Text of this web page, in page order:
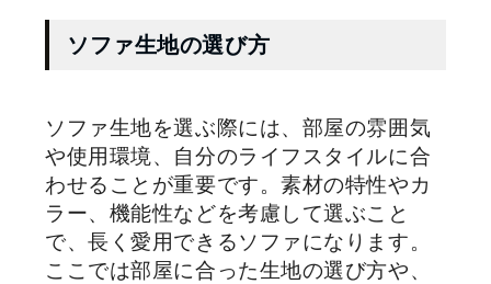
ソファ生地の選び方
ソファ生地を選ぶ際には、部屋の雰囲気
や使用環境、自分のライフスタイルに合
わせることが重要です。素材の特性やカ
ラー、機能性などを考慮して選ぶこと
で、長く愛用できるソファになります。
ここでは部屋に合った生地の選び方や、